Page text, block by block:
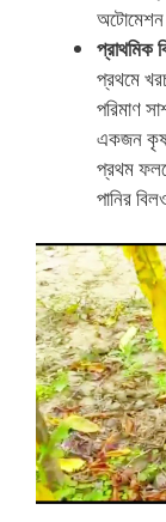
অটোমেশন
প্রাথমিক
প্রথমে
পরিমাণ
একজন
প্রথম
পানির